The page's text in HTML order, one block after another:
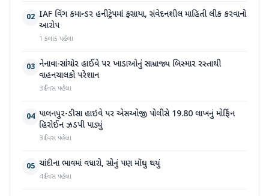
02 IAF વિંગ કમાન્ડર હનીટ્રેપમાં ફસાયા, સંવેદનશીલ માહિતી લીક કરવાનો
આરોપ
1 કલાક પહેલા
03 નેનાવા-સાંચોર હાઈવે પર ખાડાઓનું સામ્રાજ્ય બિસ્માર રસ્તાથી
વાહનચાલકો પરેશાન
3 દિવસ પહેલા
04 પાલનપુર-ડીસા હાઇવે પર એસઓજી પોલીસે 19.80 લાખનું મોર્ફિન
હિરોઈન ઝડપી પાડ્યું
3 દિવસ પહેલા
05 ચાંદીના ભાવમાં વધારો, સોનું પણ મોંઘુ થયું
4 દિવસ પહેલા